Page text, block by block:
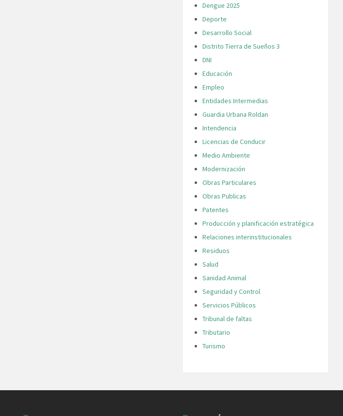
Dengue 2025
Deporte
Desarrollo Social
Distrito Tierra de Sueños 3
DNI
Educación
Empleo
Entidades Intermedias
Guardia Urbana Roldan
Intendencia
Licencias de Conducir
Medio Ambiente
Modernización
Obras Particulares
Obras Publicas
Patentes
Producción y planificación estratégica
Relaciones interinstitucionales
Residuos
Salud
Sanidad Animal
Seguridad y Control
Servicios Públicos
Tribunal de faltas
Tributario
Turismo